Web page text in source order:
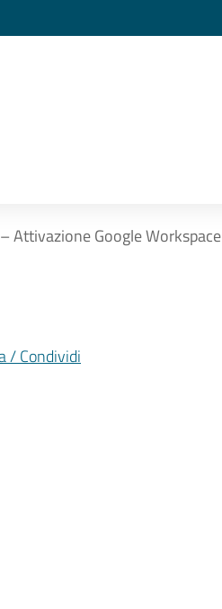
Attivazione Google Workspace
/ Condividi